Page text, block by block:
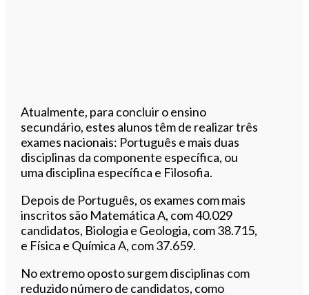
Atualmente, para concluir o ensino
secundário, estes alunos têm de realizar três
exames nacionais: Português e mais duas
disciplinas da componente específica, ou
uma disciplina específica e Filosofia.
Depois de Português, os exames com mais
inscritos são Matemática A, com 40.029
candidatos, Biologia e Geologia, com 38.715,
e Física e Química A, com 37.659.
No extremo oposto surgem disciplinas com
reduzido número de candidatos, como